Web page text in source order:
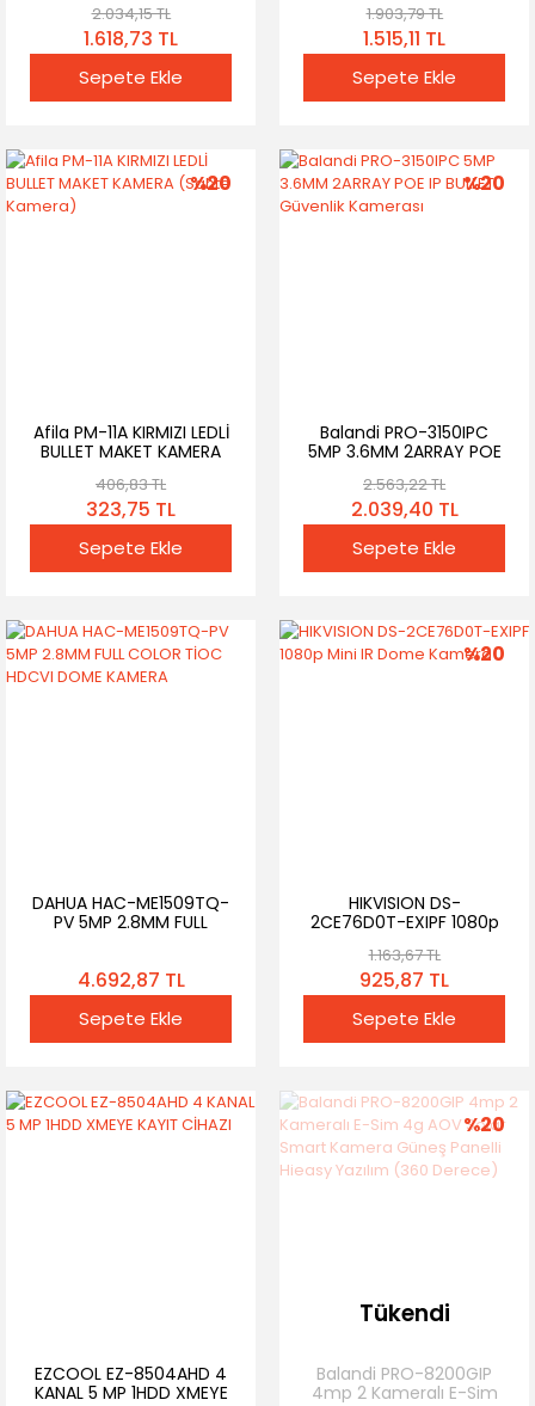
2.034,15 TL
1.618,73 TL
Sepete Ekle
1.903,79 TL
1.515,11 TL
Sepete Ekle
%20
Afila PM-11A KIRMIZI LEDLİ
BULLET MAKET KAMERA
406,83 TL
323,75 TL
Sepete Ekle
%20
Balandi PRO-3150IPC
5MP 3.6MM 2ARRAY POE
Kamerası
2.563,22 TL
2.039,40 TL
Sepete Ekle
DAHUA HAC-ME1509TQ-
PV 5MP 2.8MM FULL
4.692,87 TL
Sepete Ekle
%20
HIKVISION DS-
2CE76D0T-EXIPF 1080p
1.163,67 TL
925,87 TL
Sepete Ekle
EZCOOL EZ-8504AHD 4
KANAL 5 MP 1HDD XMEYE
%20
Tükendi
Balandi PRO-8200GIP
4mp 2 Kameralı E-Sim